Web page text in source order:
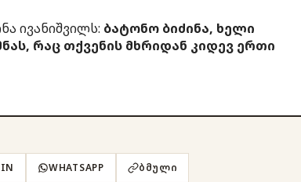
ივანიშვილს: ბატონო ბიძინა, ხელი
რაც თქვენის მხრიდან კიდევ ერთი
WHATSAPP ᲑᲛᲣᲚᲘ